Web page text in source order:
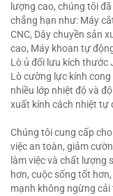
lượng cao, chúng tôi
chẳng hạn như: Máy
CNC, Dây chuyền sản
cao, Máy khoan tự
Lò ủ đối lưu kích thước
Lò cường lực kính
nhiều lớp nhiệt độ và
xuất kính cách nhiệt tự
Chúng tôi cung cấp
việc an toàn, giảm
làm việc và chất lượng
hơn, cuộc sống tốt
mạnh không ngừng